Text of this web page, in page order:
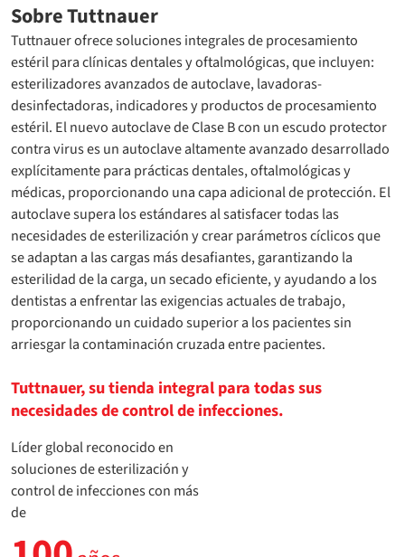
Sobre Tuttnauer
Tuttnauer ofrece soluciones integrales de procesamiento
estéril para clínicas dentales y oftalmológicas, que incluyen:
esterilizadores avanzados de autoclave, lavadoras-
desinfectadoras, indicadores y productos de procesamiento
estéril. El nuevo autoclave de Clase B con un escudo protector
contra virus es un autoclave altamente avanzado desarrollado
explícitamente para prácticas dentales, oftalmológicas y
médicas, proporcionando una capa adicional de protección. El
autoclave supera los estándares al satisfacer todas las
necesidades de esterilización y crear parámetros cíclicos que
se adaptan a las cargas más desafiantes, garantizando la
esterilidad de la carga, un secado eficiente, y ayudando a los
dentistas a enfrentar las exigencias actuales de trabajo,
proporcionando un cuidado superior a los pacientes sin
arriesgar la contaminación cruzada entre pacientes.
Tuttnauer, su tienda integral para todas sus
necesidades de control de infecciones.
Líder global reconocido en
soluciones de esterilización y
control de infecciones con más
de